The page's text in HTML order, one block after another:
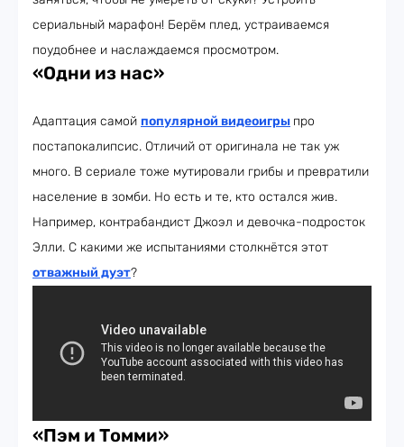
сериальный марафон! Берём плед, устраиваемся
поудобнее и наслаждаемся просмотром.
«Одни из нас»
Адаптация самой популярной видеоигры про
постапокалипсис. Отличий от оригинала не так уж
много. В сериале тоже мутировали грибы и превратили
население в зомби. Но есть и те, кто остался жив.
Например, контрабандист Джоэл и девочка-подросток
Элли. С какими же испытаниями столкнётся этот
отважный дуэт?
«Пэм и Томми»